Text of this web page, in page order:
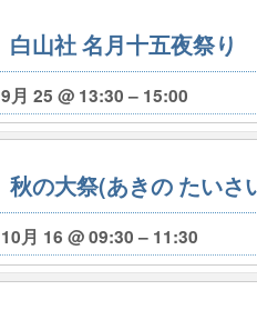
白山社 名月十五夜祭り
9月 25 @ 13:30 – 15:00
秋の大祭(あきの たいさ
10月 16 @ 09:30 – 11:30